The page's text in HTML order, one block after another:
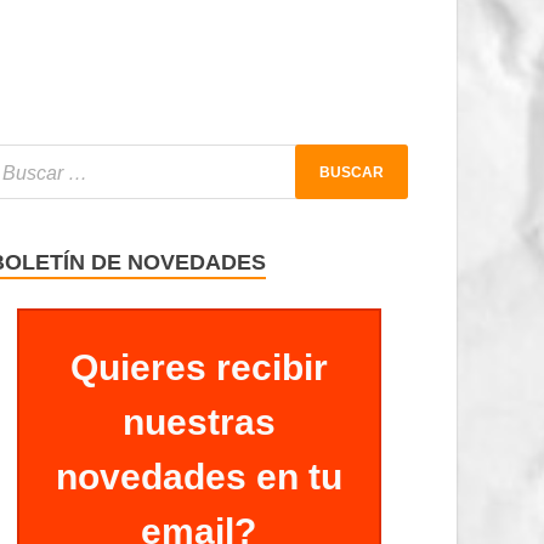
DE NOVEDADES
Quieres recibir
nuestras
novedades en tu
email?